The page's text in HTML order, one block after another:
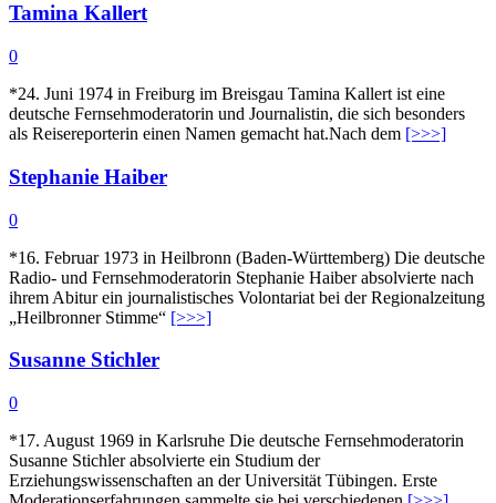
Tamina Kallert
0
*24. Juni 1974 in Freiburg im Breisgau Tamina Kallert ist eine
deutsche Fernsehmoderatorin und Journalistin, die sich besonders
als Reisereporterin einen Namen gemacht hat.Nach dem [>>>]
Stephanie Haiber
0
*16. Februar 1973 in Heilbronn (Baden-Württemberg) Die deutsche
Radio- und Fernsehmoderatorin Stephanie Haiber absolvierte nach
ihrem Abitur ein journalistisches Volontariat bei der Regionalzeitung
„Heilbronner Stimme“ [>>>]
Susanne Stichler
0
*17. August 1969 in Karlsruhe Die deutsche Fernsehmoderatorin
Susanne Stichler absolvierte ein Studium der
Erziehungswissenschaften an der Universität Tübingen. Erste